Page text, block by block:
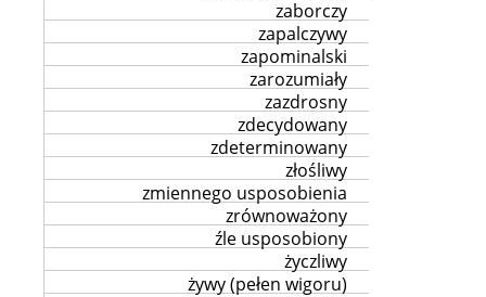
zaborczy
zapalczywy
zapominalski
zarozumiały
zazdrosny
zdecydowany
zdeterminowany
złośliwy
zmiennego usposobienia
zrównoważony
źle usposobiony
życzliwy
żywy (pełen wigoru)